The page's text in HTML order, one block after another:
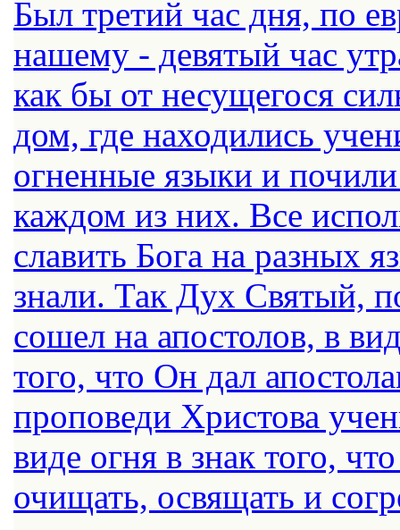
Был третий час дня, по
нашему - девятый час
как бы от несущегося
дом, где находились
огненные языки и
каждом из них. Все
славить Бога на разных
знали. Так Дух Святый,
сошел на апостолов, в
того, что Он дал
проповеди Христова
виде огня в знак того,
очищать, освящать и